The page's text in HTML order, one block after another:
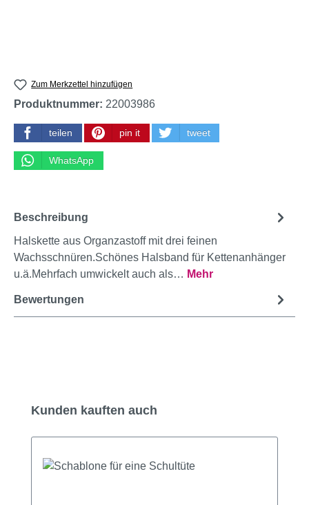
Zum Merkzettel hinzufügen
Produktnummer: 22003986
teilen pin it tweet
WhatsApp
Beschreibung
Halskette aus Organzastoff mit drei feinen
Wachsschnüren.Schönes Halsband für Kettenanhänger
u.ä.Mehrfach umwickelt auch als… Mehr
Bewertungen
Produktgalerie überspringen
Kunden kauften auch